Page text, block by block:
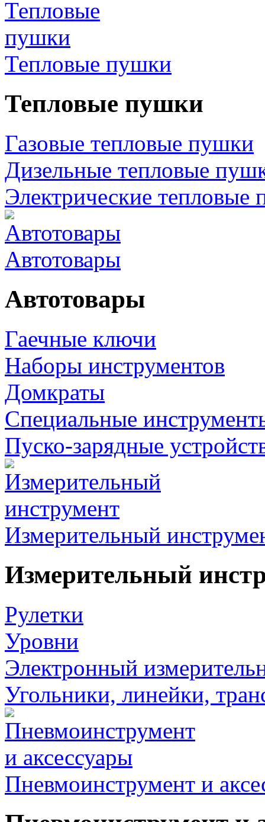
Тепловые пушки
Тепловые пушки
Газовые тепловые пушки
Дизельные тепловые
Электрические тепловые
Автотовары
Автотовары
Гаечные ключи
Наборы инструментов
Домкраты
Специальные
Пуско-зарядные
Измерительный
Измерительный
Рулетки
Уровни
Электронный
Угольники, линейки,
Пневмоинструмент и